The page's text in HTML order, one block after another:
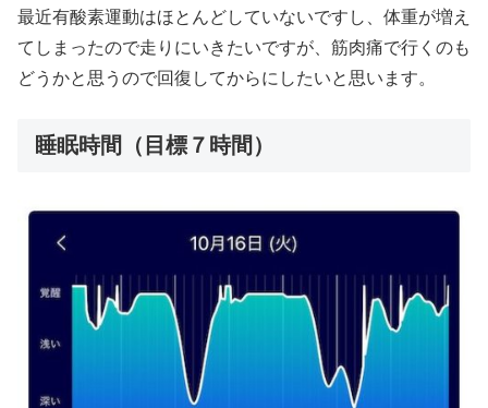
最近有酸素運動はほとんどしていないですし、体重が増え
てしまったので走りにいきたいですが、筋肉痛で行くのも
どうかと思うので回復してからにしたいと思います。
睡眠時間（目標７時間）